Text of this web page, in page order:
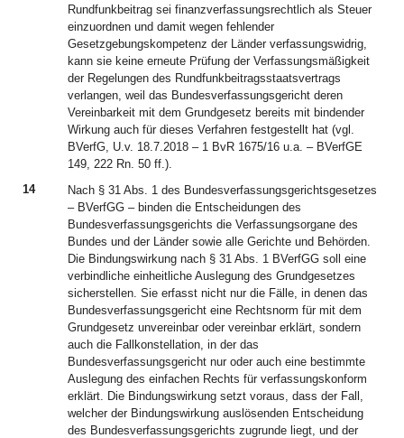
Rundfunkbeitrag sei finanzverfassungsrechtlich als Steuer
einzuordnen und damit wegen fehlender
Gesetzgebungskompetenz der Länder verfassungswidrig,
kann sie keine erneute Prüfung der Verfassungsmäßigkeit
der Regelungen des Rundfunkbeitragsstaatsvertrags
verlangen, weil das Bundesverfassungsgericht deren
Vereinbarkeit mit dem Grundgesetz bereits mit bindender
Wirkung auch für dieses Verfahren festgestellt hat (vgl.
BVerfG, U.v. 18.7.2018 – 1 BvR 1675/16 u.a. – BVerfGE
149, 222 Rn. 50 ff.).
14
Nach § 31 Abs. 1 des Bundesverfassungsgerichtsgesetzes
– BVerfGG – binden die Entscheidungen des
Bundesverfassungsgerichts die Verfassungsorgane des
Bundes und der Länder sowie alle Gerichte und Behörden.
Die Bindungswirkung nach § 31 Abs. 1 BVerfGG soll eine
verbindliche einheitliche Auslegung des Grundgesetzes
sicherstellen. Sie erfasst nicht nur die Fälle, in denen das
Bundesverfassungsgericht eine Rechtsnorm für mit dem
Grundgesetz unvereinbar oder vereinbar erklärt, sondern
auch die Fallkonstellation, in der das
Bundesverfassungsgericht nur oder auch eine bestimmte
Auslegung des einfachen Rechts für verfassungskonform
erklärt. Die Bindungswirkung setzt voraus, dass der Fall,
welcher der Bindungswirkung auslösenden Entscheidung
des Bundesverfassungsgerichts zugrunde liegt, und der